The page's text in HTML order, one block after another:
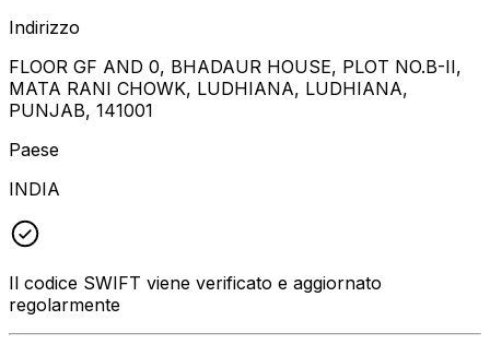
Indirizzo
FLOOR GF AND 0, BHADAUR HOUSE, PLOT NO.B-II,
MATA RANI CHOWK, LUDHIANA, LUDHIANA,
PUNJAB, 141001
Paese
INDIA
Il codice SWIFT viene verificato e aggiornato
regolarmente